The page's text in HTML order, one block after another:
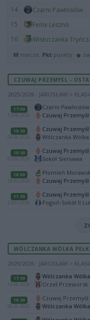
14
Czarni Pawłosiów
15
Fenix Leszno
16
Wisłoczanka
M mecze, Pkt punkty ·
CZUWAJ PRZEMYŚL -
2025/2026 · JAROSŁAW >
17:00
13.06.2026
Czarni Pawłosiów
Czuwaj Przemyśl
19:30
06.06.2026
Czuwaj Przemyśl
Wólczanka Wólka
19:30
03.06.2026
Czuwaj Przemyśl
Sokół Sieniawa
18:00
29.05.2026
Płomień
Czuwaj Przemyśl
11:30
23.05.2026
Czuwaj Przemyśl
Pogoń-Sokół II
WÓLCZANKA WÓLKA
2025/2026 · JAROSŁAW >
17:30
12.06.2026
Wólczanka
Orzeł Przeworsk
19:30
06.06.2026
Czuwaj Przemyśl
Wólczanka